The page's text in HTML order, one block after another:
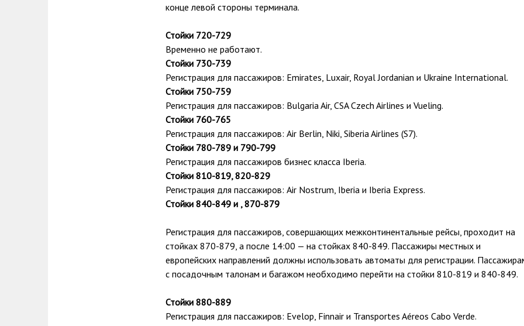
конце левой стороны терминала.
Стойки 720-729
Временно не работают.
Стойки 730-739
Регистрация для пассажиров: Emirates, Luxair, Royal Jordanian и Ukraine International.
Стойки 750-759
Регистрация для пассажиров: Bulgaria Air, CSA Czech Airlines и Vueling.
Стойки 760-765
Регистрация для пассажиров: Air Berlin, Niki, Siberia Airlines (S7).
Стойки 780-789 и 790-799
Регистрация для пассажиров бизнес класса Iberia.
Стойки 810-819, 820-829
Регистрация для пассажиров: Air Nostrum, Iberia и Iberia Express.
Стойки 840-849 и , 870-879
Регистрация для пассажиров, совершающих межконтинентальные рейсы, проходит на
стойках 870-879, а после 14:00 — на стойках 840-849. Пассажиры местных и
европейских направлений должны использовать автоматы для регистрации.
с посадочным талонам и багажом необходимо перейти на стойки 810-819 и 840-849.
Стойки 880-889
Регистрация для пассажиров: Evelop, Finnair и Transportes Aéreos Cabo Verde.